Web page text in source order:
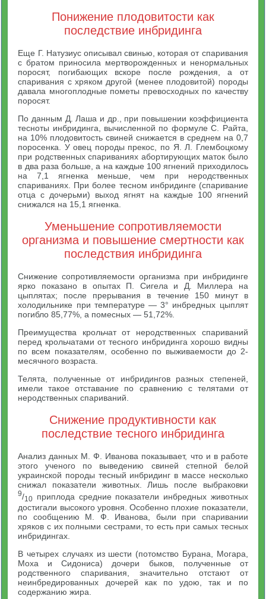
Понижение плодовитости как
последствие инбридинга
Еще Г. Натузиус описывал свинью, которая от спаривания
с братом приносила мертворожденных и ненормальных
поросят, погибающих вскоре после рождения, а от
спаривания с хряком другой (менее плодовитой) породы
давала многоплодные пометы превосходных по качеству
поросят.
По данным Д. Лаша и др., при повышении коэффициента
тесноты инбридинга, вычисленной по формуле С. Райта,
на 10% плодовитость свиней снижается в среднем на 0,7
поросенка. У овец породы прекос, по Я. Л. Глембоцкому
при родственных спариваниях абортирующих маток было
в два раза больше, а на каждые 100 ягнений приходилось
на 7,1 ягненка меньше, чем при неродственных
спариваниях. При более тесном инбридинге (спаривание
отца с дочерьми) выход ягнят на каждые 100 ягнений
снижался на 15,1 ягненка.
Уменьшение сопротивляемости
организма и повышение смертности как
последствия инбридинга
Снижение сопротивляемости организма при инбридинге
ярко показано в опытах П. Сигела и Д. Миллера на
цыплятах; после прерывания в течение 150 минут в
холодильнике при температуре — 3° инбредных цыплят
погибло 85,77%, а помесных — 51,72%.
Преимущества крольчат от неродственных спариваний
перед крольчатами от тесного инбридинга хорошо видны
по всем показателям, особенно по выживаемости до 2-
месячного возраста.
Телята, полученные от инбридингов разных степеней,
имели такое отставание по сравнению с телятами от
неродственных спариваний.
Снижение продуктивности как
последствие тесного инбридинга
Анализ данных М. Ф. Иванова показывает, что и в работе
этого ученого по выведению свиней степной белой
украинской породы тесный инбридинг в массе несколько
снижал показатели животных. Лишь после выбраковки
9/10
приплода средние показатели инбредных животных
достигали высокого уровня. Особенно плохие показатели,
по сообщению М. Ф. Иванова, были при спаривании
хряков с их полными сестрами, то есть при самых тесных
инбридингах.
В четырех случаях из шести (потомство Бурана, Могара,
Моха и Сидониса) дочери быков, полученные от
родственного спаривания, значительно отстают от
неинбредированных дочерей как по удою, так и по
содержанию жира.